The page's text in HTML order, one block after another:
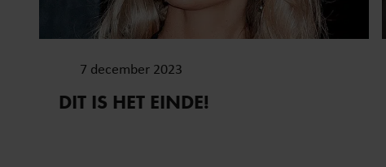
7 december 2023
DIT IS HET EINDE!